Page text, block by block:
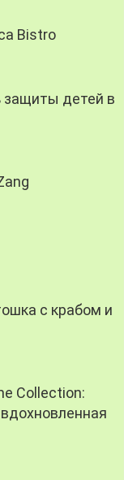
Bistro
защиты детей в
с крабом и
Collection: